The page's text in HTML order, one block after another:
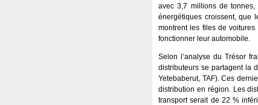
avec 3,7 millions de
énergétiques croissent, que
montrent les files de
fonctionner leur automobile.
Selon l’analyse du Trésor
distributeurs se partagent la
Yetebaberut, TAF). Ces
distribution en région. Les
transport serait de 22 %